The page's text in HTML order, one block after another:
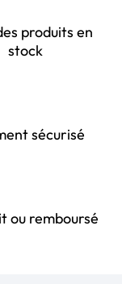
produits en
stock
sécurisé
ou remboursé